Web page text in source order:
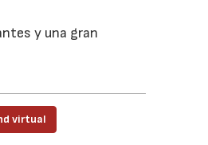
y una gran
virtual